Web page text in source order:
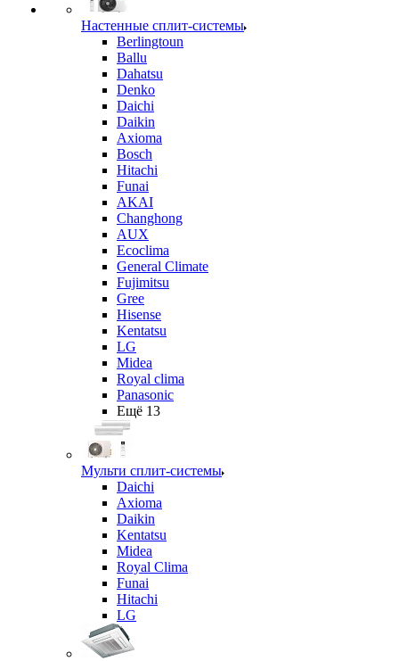
Настенные сплит-системы
Berlingtoun
Ballu
Dahatsu
Denko
Daichi
Daikin
Axioma
Bosch
Hitachi
Funai
AKAI
Changhong
AUX
Ecoclima
General Climate
Fujimitsu
Gree
Hisense
Kentatsu
LG
Midea
Royal clima
Panasonic
Ещё 13
Мульти сплит-системы
Daichi
Axioma
Daikin
Kentatsu
Midea
Royal Clima
Funai
Hitachi
LG